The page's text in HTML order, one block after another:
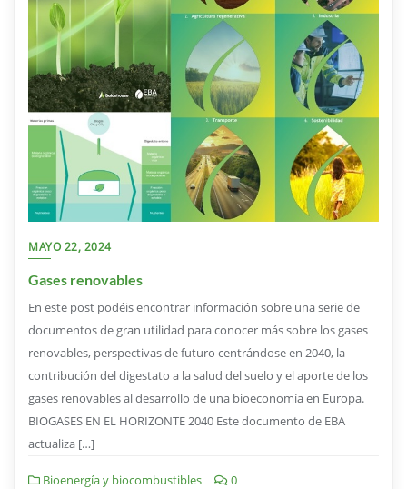
MAYO 22, 2024
Gases renovables
En este post podéis encontrar información sobre una serie de
documentos de gran utilidad para conocer más sobre los gases
renovables, perspectivas de futuro centrándose en 2040, la
contribución del digestato a la salud del suelo y el aporte de los
gases renovables al desarrollo de una bioeconomía en Europa.
BIOGASES EN EL HORIZONTE 2040 Este documento de EBA
actualiza […]
Bioenergía y biocombustibles 0